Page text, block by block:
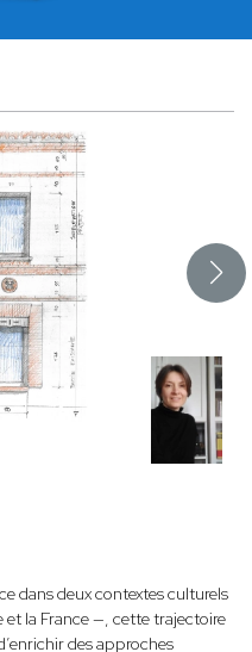
dans deux contextes culturels
et la France —, cette trajectoire
des approches